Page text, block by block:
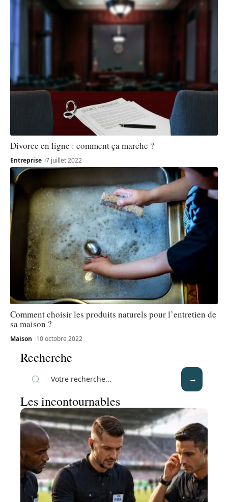
Divorce en ligne : comment ça marche ?
Entreprise 7 juillet 2022
Comment choisir les produits naturels pour l’entretien de
sa maison ?
Maison 10 octobre 2022
Recherche
Les incontournables